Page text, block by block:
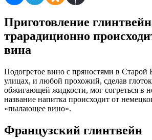
Приготовление
трарадиционно
вина
Подогретое вино с пряностями в Старой
улицах, и любой прохожий, сделав
обжигающей жидкости, мог согреться в
название напитка происходит от
«пылающее вино».
Французский глинтвейн